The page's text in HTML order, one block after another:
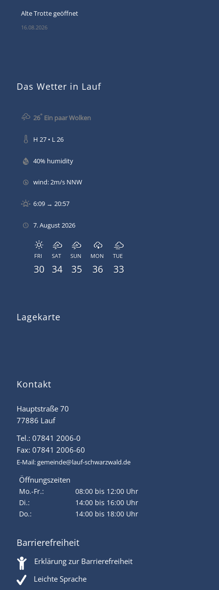
Alte Trotte geöffnet
16.08.2026
Das Wetter in Lauf
26°Ein paar Wolken
H 27 • L 26
40% humidity
wind: 2m/s NNW
6:09 → 20:57
7. August 2026
FRI
30
SAT
34
SUN
35
MON
36
TUE
33
Lagekarte
Kontakt
Hauptstraße 70
77886 Lauf
Tel.: 07841 2006-0
Fax: 07841 2006-60
E-Mail:gemeinde@lauf-schwarzwald.de
Öffnungszeiten
Mo.-Fr.:
08:00 bis 12:00 Uhr
Di.:
14:00 bis 16:00 Uhr
Do.:
14:00 bis 18:00 Uhr
Barrierefreiheit
Erklärung zur Barrierefreiheit
Leichte Sprache